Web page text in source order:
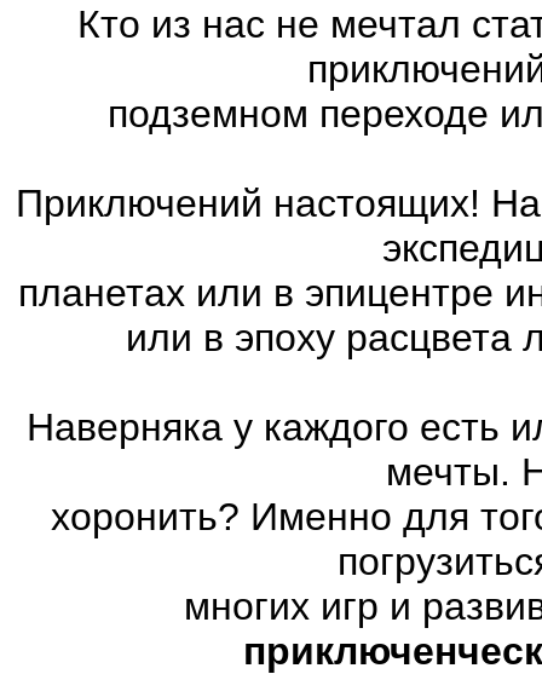
Кто из нас не мечтал
подземном переходе
Приключений настоящих! На
планетах или в эпицентре
или в эпоху
Наверняка у каждого есть
мечты.
хоронить? Именно для
многих игр и